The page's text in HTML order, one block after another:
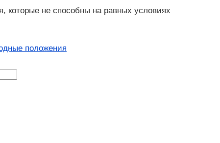
которые не способны на равных условиях
положения